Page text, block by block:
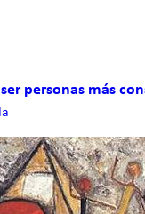
personas más